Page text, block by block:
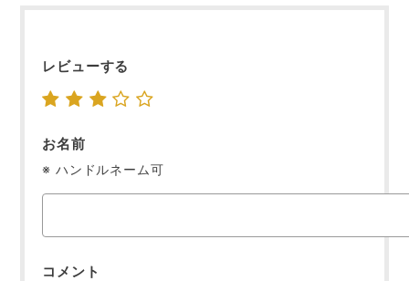
レビューする
お名前
※ ハンドルネーム可
コメント